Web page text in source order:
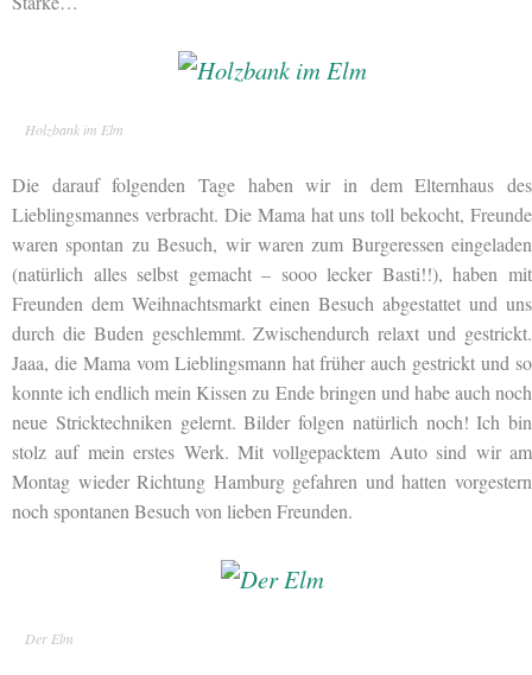
Holzbank im Elm
Die darauf folgenden Tage haben wir in dem Elternhaus des
Lieblingsmannes verbracht. Die Mama hat uns toll bekocht, Freunde
waren spontan zu Besuch, wir waren zum Burgeressen eingeladen
(natürlich alles selbst gemacht – sooo lecker Basti!!), haben mit
Freunden dem Weihnachtsmarkt einen Besuch abgestattet und uns
durch die Buden geschlemmt. Zwischendurch relaxt und gestrickt.
Jaaa, die Mama vom Lieblingsmann hat früher auch gestrickt und so
konnte ich endlich mein Kissen zu Ende bringen und habe auch noch
neue Stricktechniken gelernt. Bilder folgen natürlich noch! Ich bin
stolz auf mein erstes Werk. Mit vollgepacktem Auto sind wir am
Montag wieder Richtung Hamburg gefahren und hatten vorgestern
noch spontanen Besuch von lieben Freunden.
Der Elm